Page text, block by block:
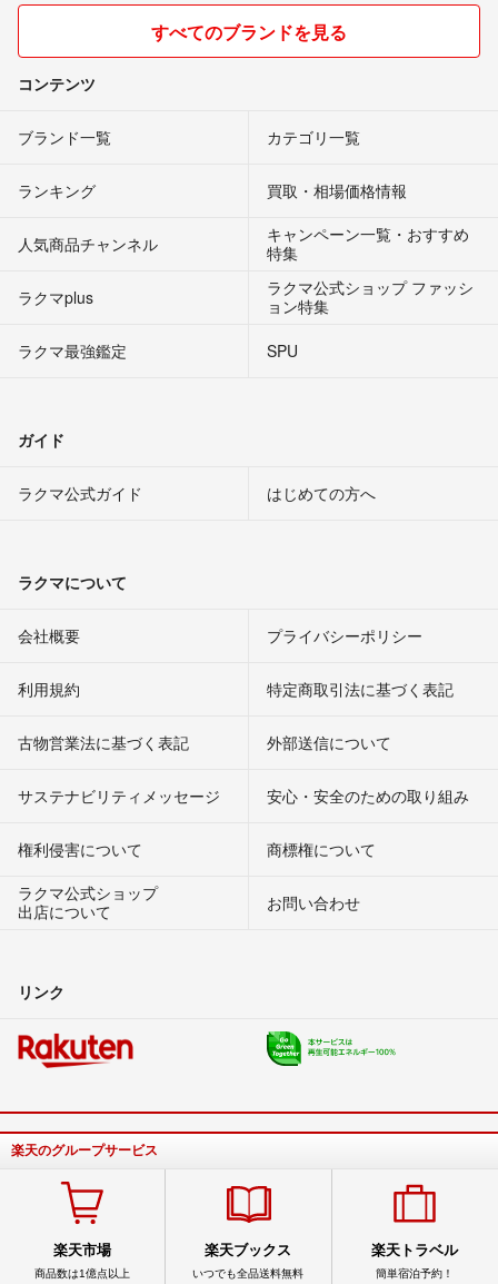
すべてのブランドを見る
コンテンツ
ブランド一覧 カテゴリ一覧
ランキング 買取・相場価格情報
人気商品チャンネル
キャンペーン一覧・おすすめ
特集
ラクマplus
ラクマ公式ショップ ファッシ
ョン特集
ラクマ最強鑑定
SPU
ガイド
ラクマ公式ガイド はじめての方へ
ラクマについて
会社概要 プライバシーポリシー
利用規約 特定商取引法に基づく表記
古物営業法に基づく表記 外部送信について
サステナビリティメッセージ 安心・安全のための取り組み
権利侵害について
商標権について
ラクマ公式ショップ
出店について
お問い合わせ
リンク
楽天のグループサービス
楽天市場
商品数は1億点以上
楽天ブックス
いつでも全品送料無料
楽天トラベル
簡単宿泊予約！